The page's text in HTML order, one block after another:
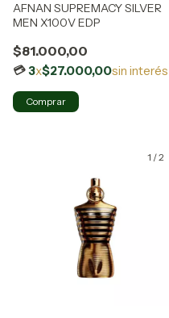
AFNAN SUPREMACY SILVER
MEN X100V EDP
$81.000,00
3x$27.000,00sin interés
1 /2